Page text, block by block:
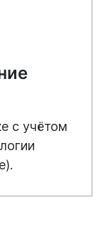
с учётом